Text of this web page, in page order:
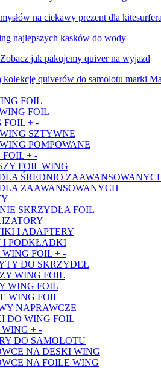
na ciekawy prezent dla kitesurfera
najlepszych kasków do wody
jak pakujemy quiver na wyjazd
kolekcję quiverów do samolotu marki
FOIL
FOIL
FOIL + -
SZTYWNE
POMPOWANE
FOIL + -
FOIL WING
ŚREDNIO
ZAAWANSOWANYCH
SKRZYDŁA FOIL
I ADAPTERY
I PODKŁADKI
WING FOIL + -
DO SKRZYDEŁ
WING FOIL
WING FOIL
WING FOIL
NAPRAWCZE
DO WING FOIL
WING + -
DO SAMOLOTU
NA DESKI WING
NA FOILE WING